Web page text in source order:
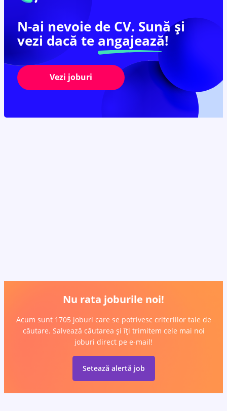
N-ai nevoie de CV. Sună și
vezi dacă te angajează!
Vezi joburi
Nu rata joburile noi!
Acum sunt 1705 joburi care se potrivesc criteriilor tale de
căutare. Salvează căutarea și îți trimitem cele mai noi
joburi direct pe e-mail!
Setează alertă job